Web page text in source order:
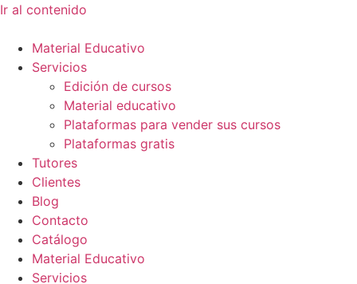
Ir al contenido
Material Educativo
Servicios
Edición de cursos
Material educativo
Plataformas para vender sus cursos
Plataformas gratis
Tutores
Clientes
Blog
Contacto
Catálogo
Material Educativo
Servicios